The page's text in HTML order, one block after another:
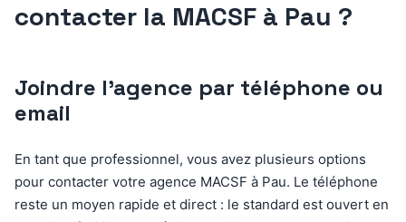
contacter la MACSF à Pau ?
Joindre l’agence par téléphone ou
email
En tant que professionnel, vous avez plusieurs options
pour contacter votre agence MACSF à Pau. Le téléphone
reste un moyen rapide et direct : le standard est ouvert en